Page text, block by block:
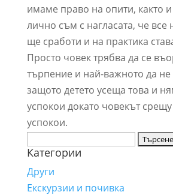
имаме право на опити, както
лично съм с нагласата, че все
ще сработи и на практика
Просто човек трябва да се
търпение и най-важното да не
защото детето усеща това и
успокои докато човекът
успокои.
за:
Категории
Други
Екскурзии и почивка